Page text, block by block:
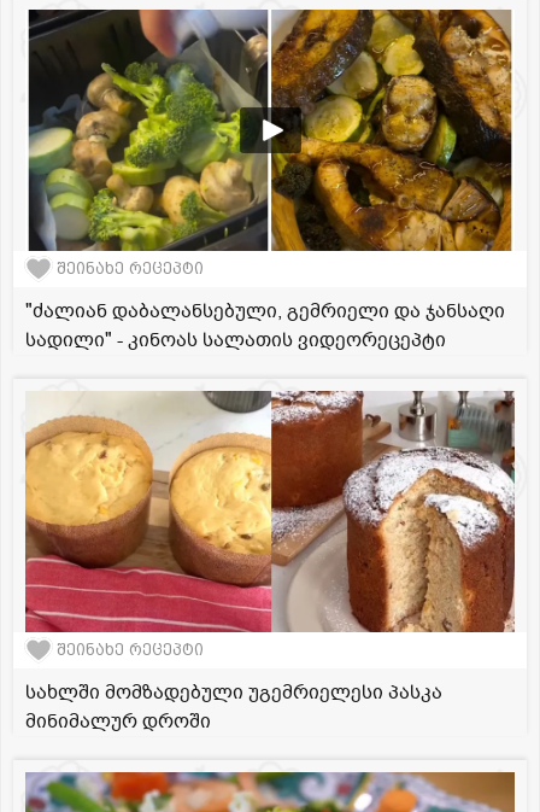
შეინახე რეცეპტი
"ძალიან დაბალანსებული, გემრიელი და ჯანსაღი
სადილი" - კინოას სალათის ვიდეორეცეპტი
შეინახე რეცეპტი
სახლში მომზადებული უგემრიელესი პასკა
მინიმალურ დროში